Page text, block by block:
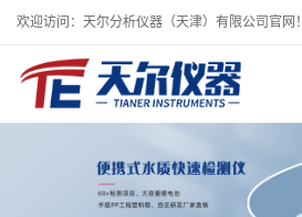
欢迎访问：天尔分析仪器（天津）有限公司官网！